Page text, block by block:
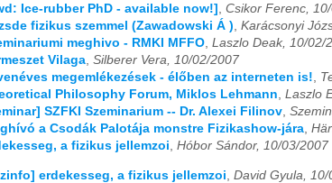
04 05 06 07 08 09 10 11 12
04 05 06 07 08 09 10 11 12
04 05 06 07 08 09 10 11 12
04 05 06 07 08 09 10 11 12
04 05 06 07 08 09 10 11 12
Ice-rubber PhD - available now!] , Csikor Ferenc,
fizikus szemmel (Zawadowski Á ), Karácsonyi
meghivo - RMKI MFFO, Laszlo Deak, 10/02/
Vilaga, Silberer Vera, 10/02/2007
megemlékezések - élőben az interneten is!,
Philosophy Forum, Miklos Lehmann, Laszlo
SZFKI Szeminarium -- Dr. Alexei Filinov,
a Csodák Palotája monstre Fizikashow-jára,
a fizikus jellemzoi, Hóbor Sándor, 10/03/2007
erdekesseg, a fizikus jellemzoi David Gyula, 10/